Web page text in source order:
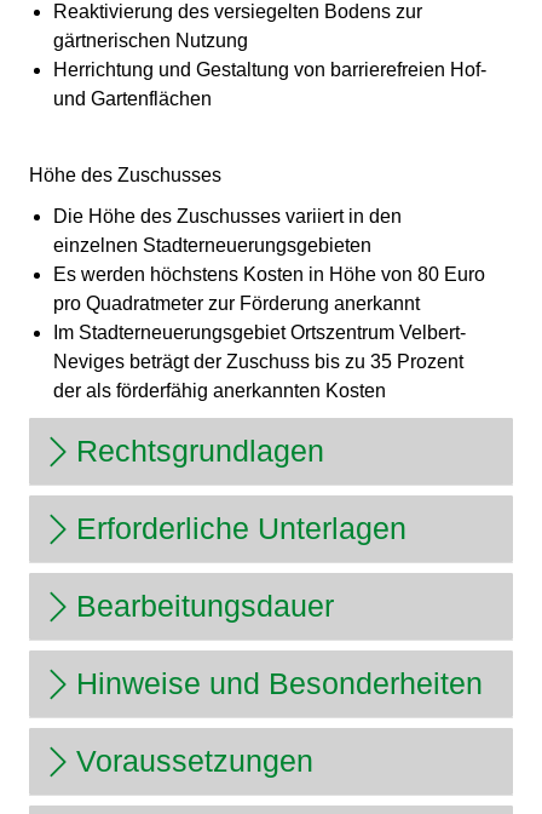
Reaktivierung des versiegelten Bodens zur
gärtnerischen Nutzung
Herrichtung und Gestaltung von barrierefreien Hof-
und Gartenflächen
Höhe des Zuschusses
Die Höhe des Zuschusses variiert in den
einzelnen Stadterneuerungsgebieten
Es werden höchstens Kosten in Höhe von 80 Euro
pro Quadratmeter zur Förderung anerkannt
Im Stadterneuerungsgebiet Ortszentrum Velbert-
Neviges beträgt der Zuschuss bis zu 35 Prozent
der als förderfähig anerkannten Kosten
Rechtsgrundlagen
Erforderliche Unterlagen
Bearbeitungsdauer
Hinweise und Besonderheiten
Voraussetzungen